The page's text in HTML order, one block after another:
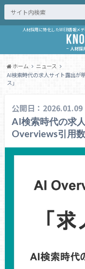
人材採用に特化したWEB情報メ
ホーム
ニュース
AI検索時代の求人サイト露出
ス」
公開日：2026.01.09
AI検索時代の求
Overviews引用